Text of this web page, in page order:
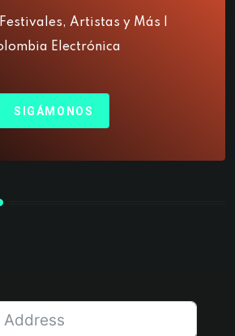
Artistas y Más |
Electrónica
SIGÁMONOS